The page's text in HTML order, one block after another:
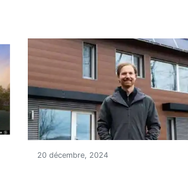
20 décembre, 2024